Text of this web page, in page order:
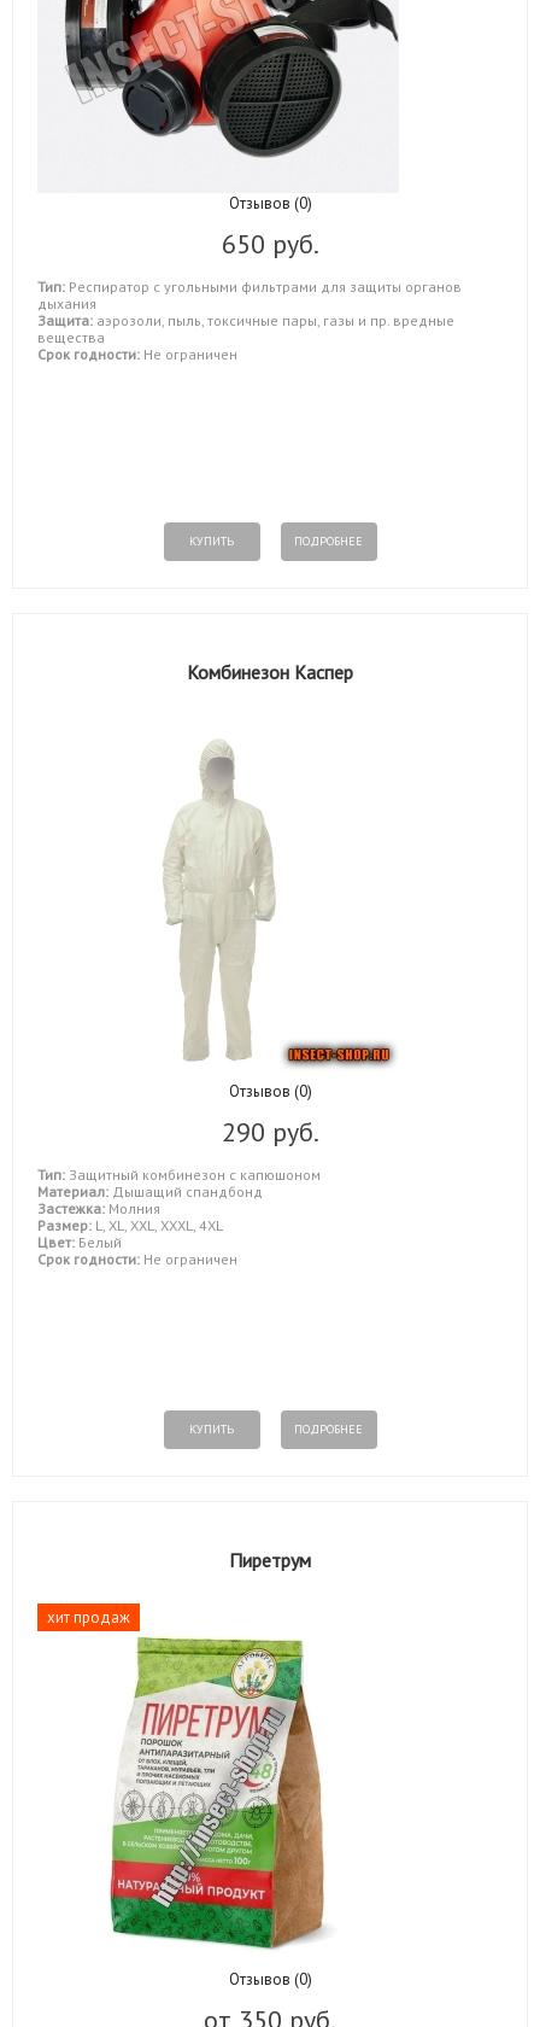
Отзывов (0)
650 руб.
Тип: Респиратор с угольными фильтрами для защиты органов
дыхания
Защита: аэрозоли, пыль, токсичные пары, газы и пр. вредные
вещества
Срок годности: Не ограничен
КУПИТЬ ПОДРОБНЕЕ
Комбинезон Каспер
Отзывов (0)
290 руб.
Тип: Защитный комбинезон с капюшоном
Материал: Дышащий спандбонд
Застежка: Молния
Размер: L, XL, XXL, XXXL, 4XL
Цвет: Белый
Срок годности: Не ограничен
КУПИТЬ ПОДРОБНЕЕ
Пиретрум
хит продаж
Отзывов (0)
от 350 руб.